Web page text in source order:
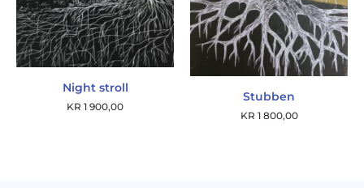
Night stroll
KR 1 900,00
Stubben
KR 1 800,00